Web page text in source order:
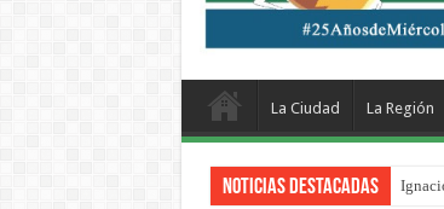
La Ciudad La Región
Noticias Destacadas